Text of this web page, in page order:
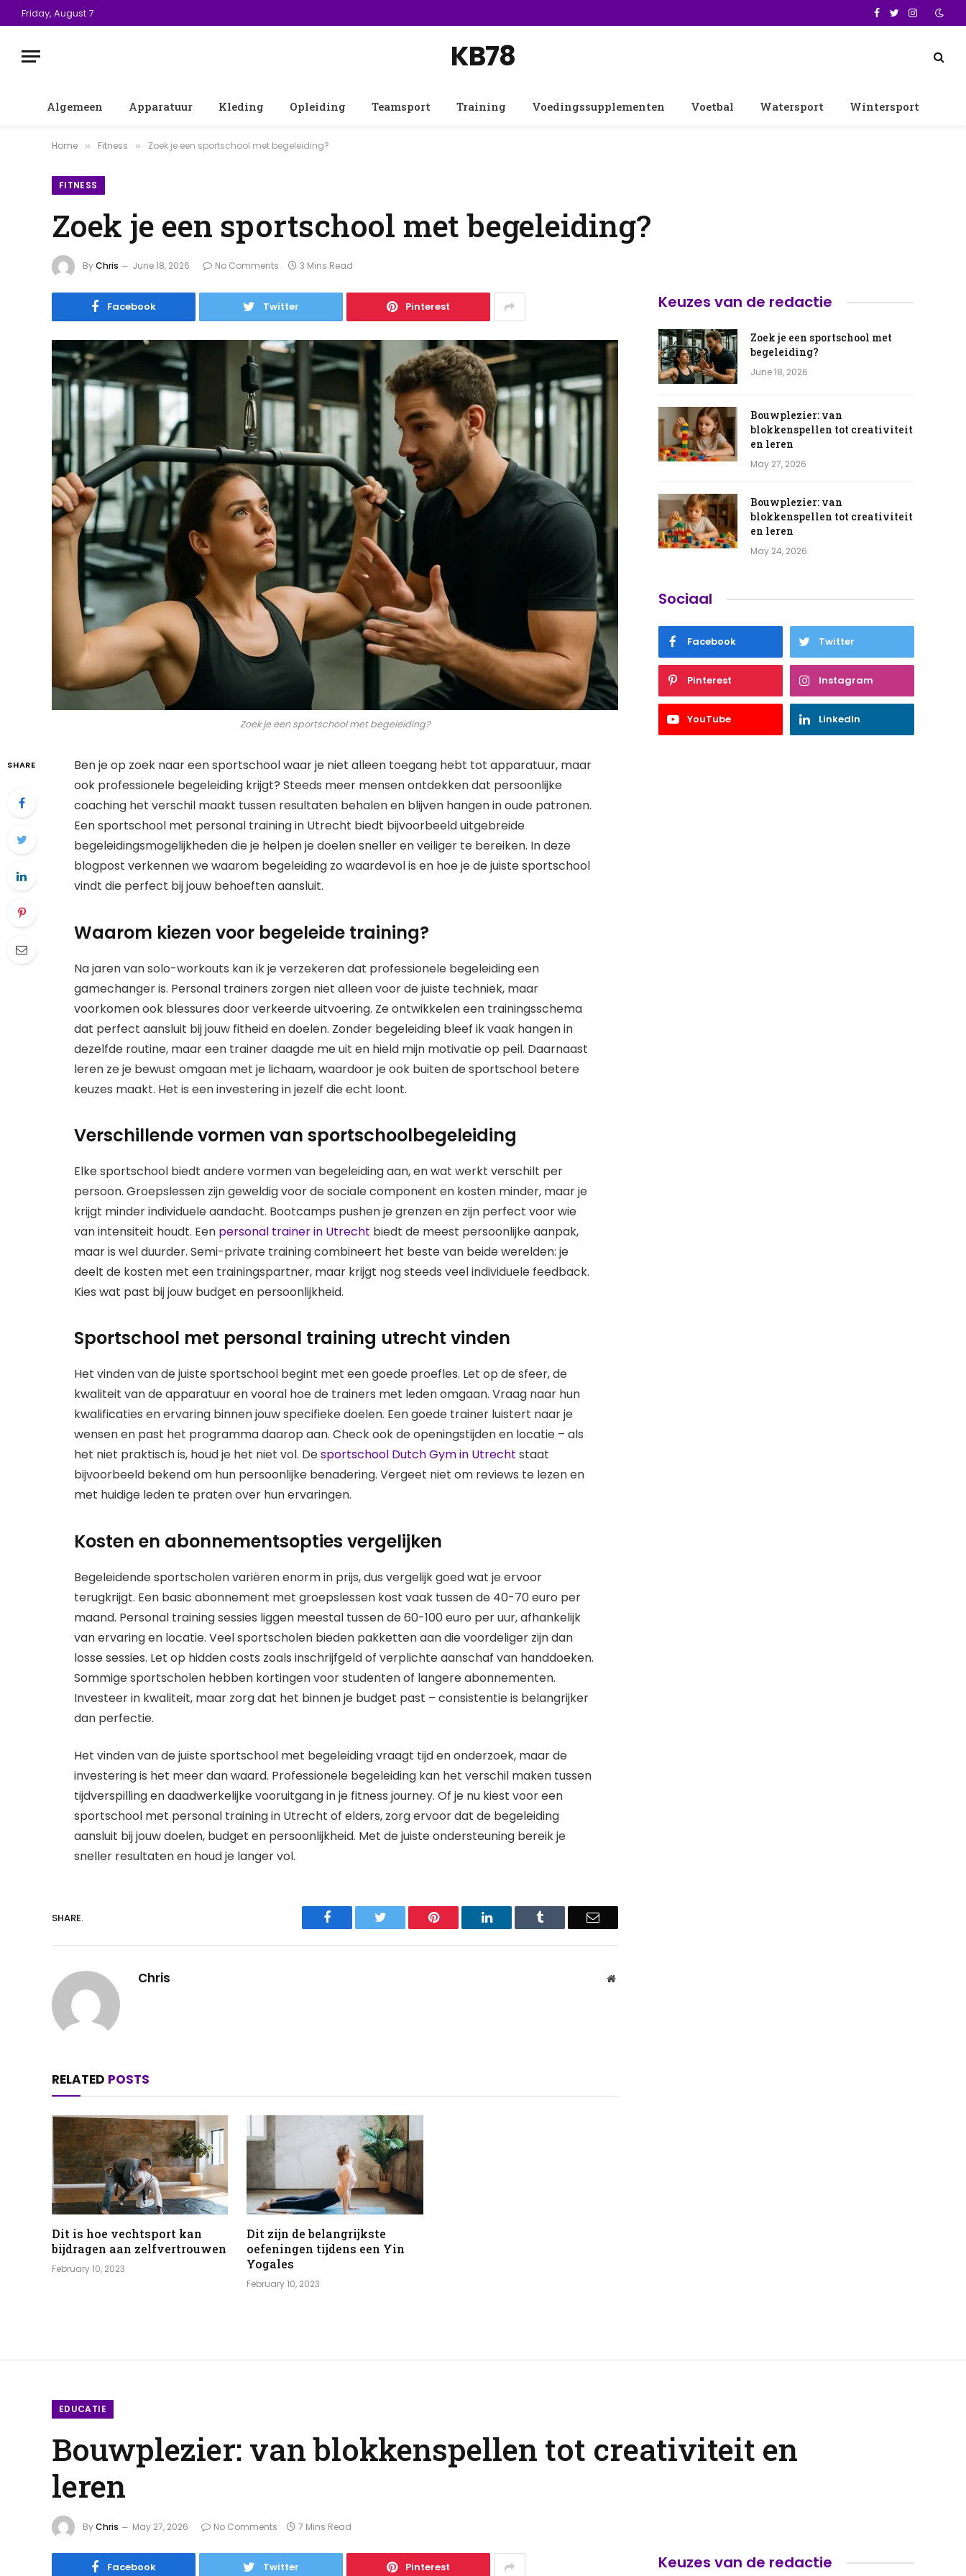
Friday, August 7 Facebook
TwitterInstagram
KB78
Algemeen Apparatuur Kleding Opleiding Teamsport Training Voedingssupplementen Voetbal Watersport Wintersport
Home » Fitness » Zoek je een sportschool met begeleiding?
FITNESS
Zoek je een sportschool met begeleiding?
ByChris June 18, 2026 No Comments 3 Mins Read
Facebook Twitter Pinterest
Zoek je een sportschool met begeleiding?
SHARE
Ben je op zoek naar een sportschool waar je niet alleen toegang hebt tot apparatuur, maar
ook professionele begeleiding krijgt? Steeds meer mensen ontdekken dat persoonlijke
coaching het verschil maakt tussen resultaten behalen en blijven hangen in oude patronen.
Een sportschool met personal training in Utrecht biedt bijvoorbeeld uitgebreide
begeleidingsmogelijkheden die je helpen je doelen sneller en veiliger te bereiken. In deze
blogpost verkennen we waarom begeleiding zo waardevol is en hoe je de juiste sportschool
vindt die perfect bij jouw behoeften aansluit.
Waarom kiezen voor begeleide training?
Na jaren van solo-workouts kan ik je verzekeren dat professionele begeleiding een
gamechanger is. Personal trainers zorgen niet alleen voor de juiste techniek, maar
voorkomen ook blessures door verkeerde uitvoering. Ze ontwikkelen een trainingsschema
dat perfect aansluit bij jouw fitheid en doelen. Zonder begeleiding bleef ik vaak hangen in
dezelfde routine, maar een trainer daagde me uit en hield mijn motivatie op peil. Daarnaast
leren ze je bewust omgaan met je lichaam, waardoor je ook buiten de sportschool betere
keuzes maakt. Het is een investering in jezelf die echt loont.
Verschillende vormen van sportschoolbegeleiding
Elke sportschool biedt andere vormen van begeleiding aan, en wat werkt verschilt per
persoon. Groepslessen zijn geweldig voor de sociale component en kosten minder, maar je
krijgt minder individuele aandacht. Bootcamps pushen je grenzen en zijn perfect voor wie
van intensiteit houdt. Een personal trainer in Utrecht biedt de meest persoonlijke aanpak,
maar is wel duurder. Semi-private training combineert het beste van beide werelden: je
deelt de kosten met een trainingspartner, maar krijgt nog steeds veel individuele feedback.
Kies wat past bij jouw budget en persoonlijkheid.
Sportschool met personal training utrecht vinden
Het vinden van de juiste sportschool begint met een goede proefles. Let op de sfeer, de
kwaliteit van de apparatuur en vooral hoe de trainers met leden omgaan. Vraag naar hun
kwalificaties en ervaring binnen jouw specifieke doelen. Een goede trainer luistert naar je
wensen en past het programma daarop aan. Check ook de openingstijden en locatie – als
het niet praktisch is, houd je het niet vol. Desportschool Dutch Gym in Utrecht staat
bijvoorbeeld bekend om hun persoonlijke benadering. Vergeet niet om reviews te lezen en
met huidige leden te praten over hun ervaringen.
Kosten en abonnementsopties vergelijken
Begeleidende sportscholen variëren enorm in prijs, dus vergelijk goed wat je ervoor
terugkrijgt. Een basic abonnement met groepslessen kost vaak tussen de 40-70 euro per
maand. Personal training sessies liggen meestal tussen de 60-100 euro per uur, afhankelijk
van ervaring en locatie. Veel sportscholen bieden pakketten aan die voordeliger zijn dan
losse sessies. Let op hidden costs zoals inschrijfgeld of verplichte aanschaf van handdoeken.
Sommige sportscholen hebben kortingen voor studenten of langere abonnementen.
Investeer in kwaliteit, maar zorg dat het binnen je budget past – consistentie is belangrijker
dan perfectie.
Het vinden van de juiste sportschool met begeleiding vraagt tijd en onderzoek, maar de
investering is het meer dan waard. Professionele begeleiding kan het verschil maken tussen
tijdverspilling en daadwerkelijke vooruitgang in je fitness journey. Of je nu kiest voor een
sportschool met personal training in Utrecht of elders, zorg ervoor dat de begeleiding
aansluit bij jouw doelen, budget en persoonlijkheid. Met de juiste ondersteuning bereik je
sneller resultaten en houd je langer vol.
SHARE. Facebook Twitter Pinterest LinkedIn Tumblr Email
Chris Website
RELATED POSTS
Dit is hoe vechtsport kan
bijdragen aan zelfvertrouwen
February 10, 2023
Dit zijn de belangrijkste
oefeningen tijdens een Yin
Yogales
February 10, 2023
Keuzes van de redactie
Zoek je een sportschool met
begeleiding?
June 18, 2026
Bouwplezier: van
blokkenspellen tot creativiteit
en leren
May 27, 2026
Bouwplezier: van
blokkenspellen tot creativiteit
en leren
May 24, 2026
Sociaal
Facebook Twitter
Pinterest Instagram
YouTube LinkedIn
EDUCATIE
Bouwplezier: van blokkenspellen tot creativiteit en
leren
ByChris May 27, 2026 No Comments 7 Mins Read
Facebook Twitter Pinterest Keuzes van de redactie